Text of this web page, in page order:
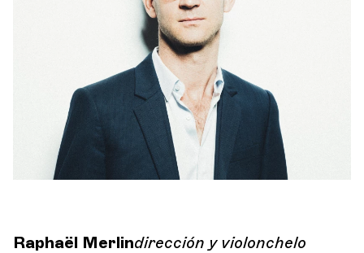
Raphaël Merlindirección y violonchelo
LA OCG
Espacio Pro
Iniciar sesión